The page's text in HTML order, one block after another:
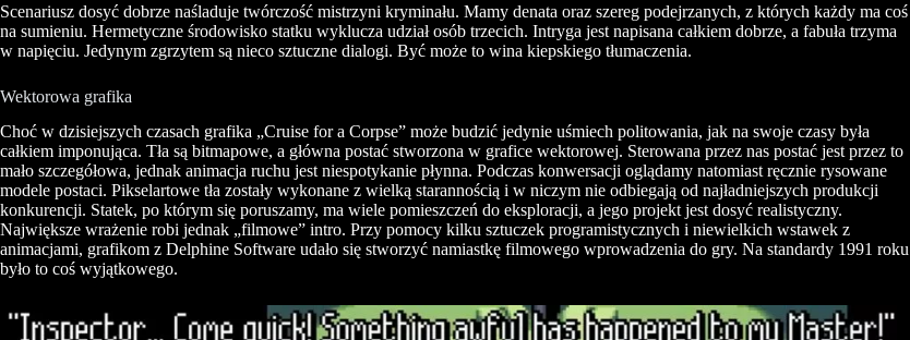
Scenariusz dosyć dobrze naśladuje twórczość mistrzyni kryminału. Mamy denata oraz szereg podejrzanych, z których każdy ma coś
na sumieniu. Hermetyczne środowisko statku wyklucza udział osób trzecich. Intryga jest napisana całkiem dobrze, a fabuła trzyma
w napięciu. Jedynym zgrzytem są nieco sztuczne dialogi. Być może to wina kiepskiego tłumaczenia.
Wektorowa grafika
Choć w dzisiejszych czasach grafika „Cruise for a Corpse” może budzić jedynie uśmiech politowania, jak na swoje czasy była
całkiem imponująca. Tła są bitmapowe, a główna postać stworzona w grafice wektorowej. Sterowana przez nas postać jest przez to
mało szczegółowa, jednak animacja ruchu jest niespotykanie płynna. Podczas konwersacji oglądamy natomiast ręcznie rysowane
modele postaci. Pikselartowe tła zostały wykonane z wielką starannością i w niczym nie odbiegają od najładniejszych produkcji
konkurencji. Statek, po którym się poruszamy, ma wiele pomieszczeń do eksploracji, a jego projekt jest dosyć realistyczny.
Największe wrażenie robi jednak „filmowe” intro. Przy pomocy kilku sztuczek programistycznych i niewielkich wstawek z
animacjami, grafikom z Delphine Software udało się stworzyć namiastkę filmowego wprowadzenia do gry. Na standardy 1991 roku
było to coś wyjątkowego.